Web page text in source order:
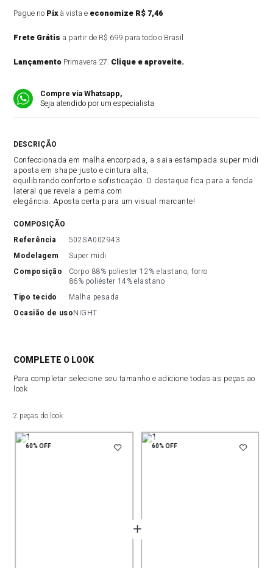
Pague no Pixà vista e economize R$ 7,46
Frete Grátis a partir de R$ 699 para todo o Brasil
Lançamento Primavera 27. Clique e aproveite.
Compre via Whatsapp,
Seja atendido por um especialista
Confeccionada em malha encorpada, a saia estampada super midi
aposta em shape justo e cintura alta,
equilibrando conforto e sofisticação. O destaque fica para a fenda
lateral que revela a perna com
elegância. Aposta certa para um visual marcante!
COMPOSIÇÃO
referência
502SA002943
modelagem
Super midi
composição
Corpo 88% poliester 12% elastano; forro
86% poliéster 14% elastano
tipo tecido
Malha pesada
ocasião de usoNIGHT
COMPLETE O LOOK
Para completar selecione seu tamanho e adicione todas as peças ao
look
2 peças do look
60%OFF 60%OFF